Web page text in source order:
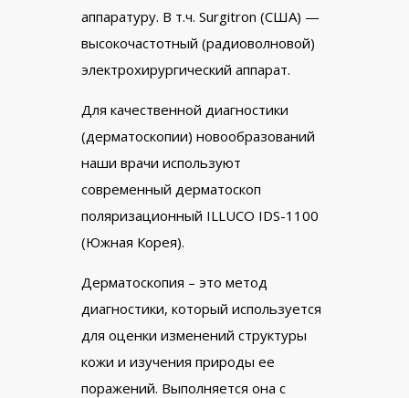
аппаратуру. В т.ч. Surgitron (США) —
высокочастотный (радиоволновой)
электрохирургический аппарат.
Для качественной диагностики
(дерматоскопии) новообразований
наши врачи используют
современный дерматоскоп
поляризационный ILLUCO IDS-1100
(Южная Корея).
Дерматоскопия – это метод
диагностики, который используется
для оценки изменений структуры
кожи и изучения природы ее
поражений. Выполняется она с